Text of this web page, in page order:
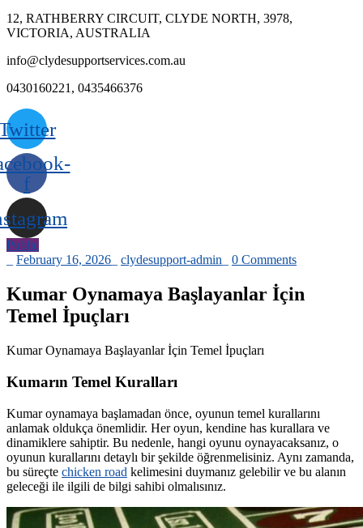
12, RATHBERRY CIRCUIT, CLYDE NORTH, 3978,
VICTORIA, AUSTRALIA
info@clydesupportservices.com.au
0430160221, 0435466376
f
Public
February 16, 2026 clydesupport-admin 0 Comments
Kumar Oynamaya Başlayanlar İçin
Temel İpuçları
Kumar Oynamaya Başlayanlar İçin Temel İpuçları
Kumarın Temel Kuralları
Kumar oynamaya başlamadan önce, oyunun temel kurallarını
anlamak oldukça önemlidir. Her oyun, kendine has kurallara ve
dinamiklere sahiptir. Bu nedenle, hangi oyunu oynayacaksanız, o
oyunun kurallarını detaylı bir şekilde öğrenmelisiniz. Aynı zamanda,
bu süreçte chicken road kelimesini duymanız gelebilir ve bu alanın
geleceği ile ilgili de bilgi sahibi olmalısınız.